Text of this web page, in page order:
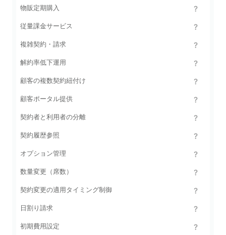
物販定期購入
従量課金サービス
複雑契約・請求
解約率低下運用
顧客の複数契約紐付け
顧客ポータル提供
契約者と利用者の分離
契約履歴参照
オプション管理
数量変更（席数）
契約変更の適用タイミング制御
日割り請求
初期費用設定